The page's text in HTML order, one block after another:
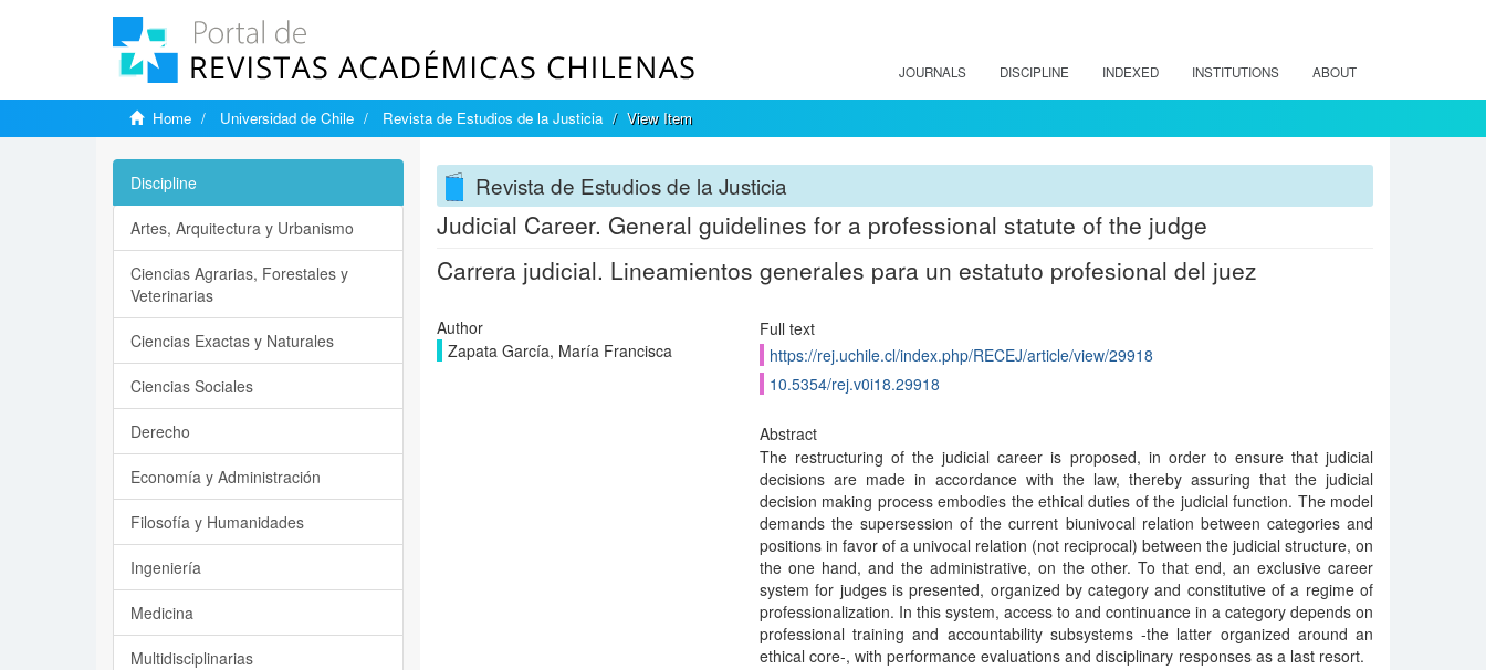
JOURNALS DISCIPLINE INDEXED INSTITUTIONS ABOUT
Home Universidad de Chile Revista de Estudios de la Justicia View Item
Revista de Estudios de la Justicia
Judicial Career. General guidelines for a professional statute of the judge
Carrera judicial. Lineamientos generales para un estatuto profesional del juez
Author
Zapata García, María Francisca
Full text
https://rej.uchile.cl/index.php/RECEJ/article/view/29918
10.5354/rej.v0i18.29918
Abstract
The restructuring of the judicial career is proposed, in order to ensure that judicial
decisions are made in accordance with the law, thereby assuring that the judicial
decision making process embodies the ethical duties of the judicial function. The model
demands the supersession of the current biunivocal relation between categories and
positions in favor of a univocal relation (not reciprocal) between the judicial structure, on
the one hand, and the administrative, on the other. To that end, an exclusive career
system for judges is presented, organized by category and constitutive of a regime of
professionalization. In this system, access to and continuance in a category depends on
professional training and accountability subsystems -the latter organized around an
ethical core-, with performance evaluations and disciplinary responses as a last resort.
Discipline
Artes, Arquitectura y Urbanismo
Ciencias Agrarias, Forestales y
Veterinarias
Ciencias Exactas y Naturales
Ciencias Sociales
Derecho
Economía y Administración
Filosofía y Humanidades
Ingeniería
Medicina
Multidisciplinarias